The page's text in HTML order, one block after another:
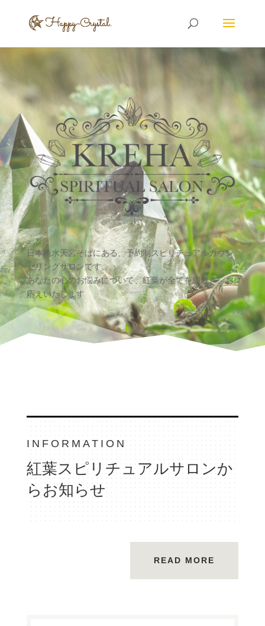
日本橋水天宮そばにある、予約制 スピリチュアルカウン
セリングサロンです。
あなたの心のお悩みについて、紅葉が全てを紐解き、お
応えいたします
INFORMATION
紅葉スピリチュアルサロンか
らお知らせ
READ MORE